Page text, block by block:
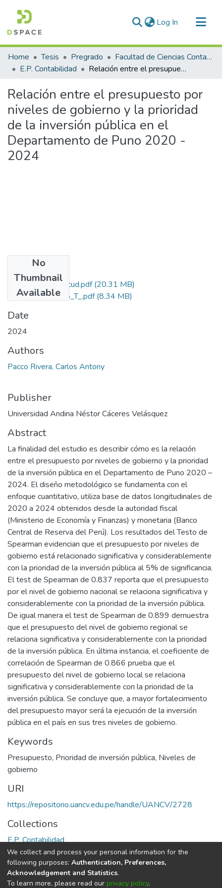
Log In (current)
Communities & Collections
All of DSpace
Home Tesis Pregrado
Facultad de Ciencias Contables y Financieras
E.P. Contabilidad
Relación entre el presupuesto por niveles de gobierno y la prioridad de la inversión pública en el Departamento de Puno 2020 - 2024
Relación entre el presupuesto por
niveles de gobierno y la prioridad
de la inversión pública en el
Departamento de Puno 2020 -
2024
No
Thumbnail
Available
Grado de Similitud.pdf(20.31 MB)
T036_48484125_T_.pdf(8.34 MB)
Date
2024
Authors
Pacco Rivera, Carlos Antony
Publisher
Universidad Andina Néstor Cáceres Velásquez
Abstract
La finalidad del estudio es describir cómo es la relación
entre el presupuesto por niveles de gobierno y la prioridad
de la inversión pública en el Departamento de Puno 2020 –
2024. El diseño metodológico se fundamenta con el
enfoque cuantitativo, utiliza base de datos longitudinales de
2020 a 2024 obtenidos desde la autoridad fiscal
(Ministerio de Economía y Finanzas) y monetaria (Banco
Central de Reserva del Perú). Los resultados del Testo de
Spearman evidencian que el presupuesto por niveles de
gobierno está relacionado significativa y considerablemente
con la prioridad de la inversión pública al 5% de significancia.
El test de Spearman de 0.837 reporta que el presupuesto
por el nivel de gobierno nacional se relaciona significativa y
considerablemente con la prioridad de la inversión pública.
De igual manera el test de Spearman de 0.899 demuestra
que el presupuesto del nivel de gobierno regional se
relaciona significativa y considerablemente con la prioridad
de la inversión pública. En última instancia, el coeficiente de
correlación de Spearman de 0.866 prueba que el
presupuesto del nivel de gobierno local se relaciona
significativa y considerablemente con la prioridad de la
inversión pública. Se concluye que, a mayor fortalecimiento
del presupuesto mayor será la ejecución de la inversión
pública en el país en sus tres niveles de gobierno.
Keywords
Presupuesto, Prioridad de inversión pública, Niveles de
gobierno
URI
https://repositorio.uancv.edu.pe/handle/UANCV/2728
Collections
E.P. Contabilidad
Full item page
We collect and process your personal information for the
following purposes: Authentication, Preferences,
Acknowledgement and Statistics.
To learn more, please read our privacy policy.